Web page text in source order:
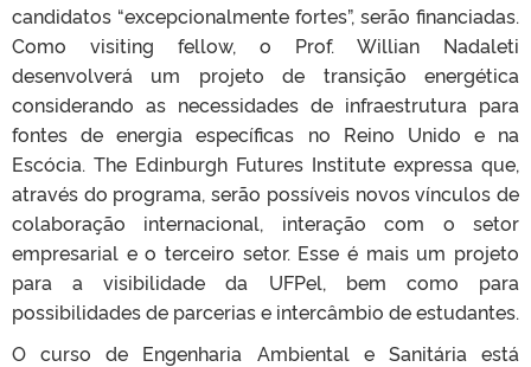
candidatos “excepcionalmente fortes”, serão financiadas.
Como visiting fellow, o Prof. Willian Nadaleti
desenvolverá um projeto de transição energética
considerando as necessidades de infraestrutura para
fontes de energia específicas no Reino Unido e na
Escócia. The Edinburgh Futures Institute expressa que,
através do programa, serão possíveis novos vínculos de
colaboração internacional, interação com o setor
empresarial e o terceiro setor. Esse é mais um projeto
para a visibilidade da UFPel, bem como para
possibilidades de parcerias e intercâmbio de estudantes.
O curso de Engenharia Ambiental e Sanitária está